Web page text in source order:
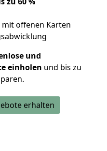
offenen Karten
und
einholen und bis zu
erhalten